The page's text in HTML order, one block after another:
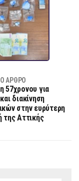
ΆΡΘΡΟ
57χρονου για
διακίνηση
στην ευρύτερη
της Αττικής